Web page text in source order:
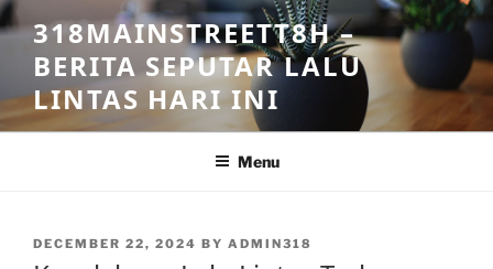
Skip
to
content
318MAINSTREETT8H –
BERITA SEPUTAR LALU
LINTAS HARI INI
Menu
POSTED
DECEMBER 22, 2024 BY ADMIN318